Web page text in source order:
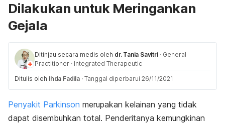
Dilakukan untuk Meringankan
Gejala
Ditinjau secara medis oleh dr. Tania Savitri · General
Practitioner · Integrated Therapeutic
Ditulis oleh Ihda Fadila · Tanggal diperbarui 26/11/2021
Penyakit Parkinson merupakan kelainan yang tidak
dapat disembuhkan total. Penderitanya kemungkinan